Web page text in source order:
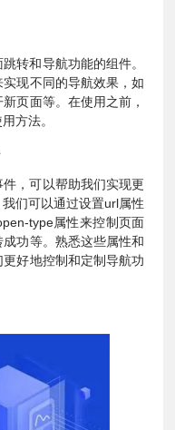
转和导航功能的组件。
现不同的导航效果，如
页面等。在使用之前，
方法。
，可以帮助我们实现更
们可以通过设置url属性
type属性来控制页面
功等。熟悉这些属性和
好地控制和定制导航功